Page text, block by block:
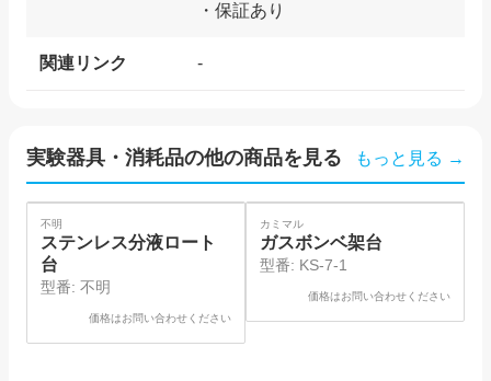
・保証あり
関連リンク -
実験器具・消耗品の他の商品を見る もっと見る →
SOLD
不明
ステンレス分液ロート
台
型番: 不明
価格はお問い合わせください
カミマル
ガスボンベ架台
型番: KS-7-1
価格はお問い合わせください